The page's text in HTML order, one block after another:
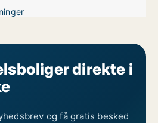
direkte i
og få gratis besked